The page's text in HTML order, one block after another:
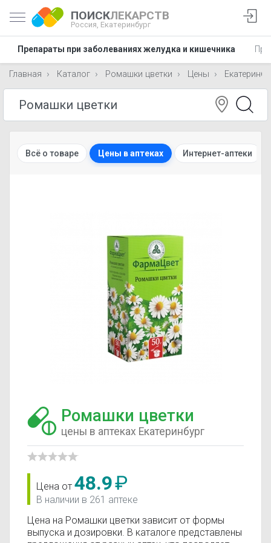
ПОИСКЛЕКАРСТВ
Россия, Екатеринбург
Препараты при заболеваниях желудка и кишечника
Главная Каталог Ромашки цветки Цены
Всё о товаре Цены в аптеках Интернет-аптеки
Ромашки цветки
цены в аптеках Екатеринбург
Цена от 48.9₽
В наличии в 261 аптеке
Цена на Ромашки цветки зависит от формы
выпуска и дозировки. В каталоге представлены